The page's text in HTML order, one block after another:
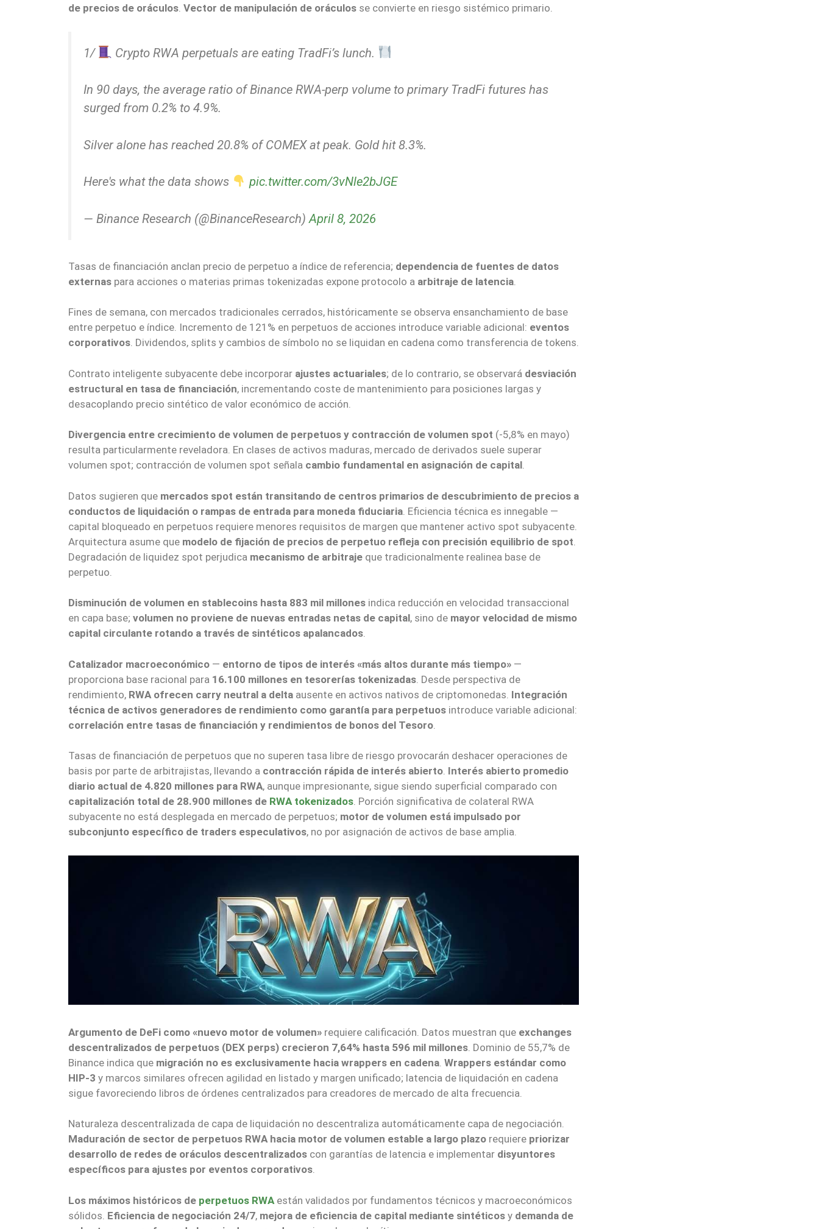
de precios de oráculos. Vector de manipulación de oráculos se convierte en riesgo sistémico primario.
1/ Crypto RWA perpetuals are eating TradFi’s lunch.
In 90 days, the average ratio of Binance RWA-perp volume to primary TradFi futures has
surged from 0.2% to 4.9%.
Silver alone has reached 20.8% of COMEX at peak. Gold hit 8.3%.
Here's what the data shows pic.twitter.com/3vNle2bJGE
— Binance Research (@BinanceResearch)April 8, 2026
Tasas de financiación anclan precio de perpetuo a índice de referencia; dependencia de fuentes de datos
externas para acciones o materias primas tokenizadas expone protocolo a arbitraje de latencia
Fines de semana, con mercados tradicionales cerrados, históricamente se observa ensanchamiento de base
entre perpetuo e índice. Incremento de 121% en perpetuos de acciones introduce variable adicional: eventos
corporativos. Dividendos, splits y cambios de símbolo no se liquidan en cadena como transferencia de tokens.
Contrato inteligente subyacente debe incorporar ajustes actuariales; de lo contrario, se observará desviación
estructural en tasa de financiación, incrementando coste de mantenimiento para posiciones largas y
desacoplando precio sintético de valor económico de acción.
Divergencia entre crecimiento de volumen de perpetuos y contracción de volumen spot (-5,8% en mayo)
resulta particularmente reveladora. En clases de activos maduras, mercado de derivados suele superar
volumen spot; contracción de volumen spot señala cambio fundamental en asignación de capital.
Datos sugieren que mercados spot están transitando de centros primarios de descubrimiento de precios a
conductos de liquidación o rampas de entrada para moneda fiduciaria . Eficiencia técnica es innegable —
capital bloqueado en perpetuos requiere menores requisitos de margen que mantener activo spot subyacente.
Arquitectura asume que modelo de fijación de precios de perpetuo refleja con precisión equilibrio de spot
Degradación de liquidez spot perjudica mecanismo de arbitraje que tradicionalmente realinea base de
perpetuo.
Disminución de volumen en stablecoins hasta 883 mil millones indica reducción en velocidad transaccional
en capa base; volumen no proviene de nuevas entradas netas de capital, sino de mayor velocidad de mismo
capital circulante rotando a través de sintéticos apalancados.
Catalizador macroeconómico — entorno de tipos de interés «más altos durante más tiempo» —
proporciona base racional para 16.100 millones en tesorerías tokenizadas . Desde perspectiva de
rendimiento, RWA ofrecen carry neutral a delta ausente en activos nativos de criptomonedas. Integración
técnica de activos generadores de rendimiento como garantía para perpetuos introduce variable adicional:
correlación entre tasas de financiación y rendimientos de bonos del Tesoro
Tasas de financiación de perpetuos que no superen tasa libre de riesgo provocarán deshacer operaciones de
basis por parte de arbitrajistas, llevando a contracción rápida de interés abierto. Interés abierto promedio
diario actual de 4.820 millones para RWA, aunque impresionante, sigue siendo superficial comparado con
capitalización total de 28.900 millones de RWA tokenizados. Porción significativa de colateral RWA
subyacente no está desplegada en mercado de perpetuos; motor de volumen está impulsado por
subconjunto específico de traders especulativos, no por asignación de activos de base amplia.
Argumento de DeFi como «nuevo motor de volumen» requiere calificación. Datos muestran que exchanges
descentralizados de perpetuos (DEX perps) crecieron 7,64% hasta 596 mil millones . Dominio de 55,7% de
Binance indica que migración no es exclusivamente hacia wrappers en cadena Wrappers estándar como
HIP-3 y marcos similares ofrecen agilidad en listado y margen unificado; latencia de liquidación en cadena
sigue favoreciendo libros de órdenes centralizados para creadores de mercado de alta frecuencia.
Naturaleza descentralizada de capa de liquidación no descentraliza automáticamente capa de negociación.
Maduración de sector de perpetuos RWA hacia motor de volumen estable a largo plazo requiere priorizar
desarrollo de redes de oráculos descentralizados con garantías de latencia e implementar disyuntores
específicos para ajustes por eventos corporativos.
Los máximos históricos de perpetuos RWA están validados por fundamentos técnicos y macroeconómicos
sólidos. Eficiencia de negociación 24/7, mejora de eficiencia de capital mediante sintéticos y demanda de